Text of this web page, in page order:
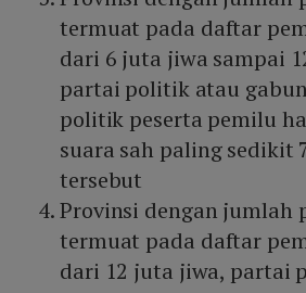
termuat pada daftar
dari 6 juta jiwa sampai
partai politik atau
politik peserta pemilu
suara sah paling sedikit
tersebut
Provinsi dengan jumlah
termuat pada daftar
dari 12 juta jiwa, partai